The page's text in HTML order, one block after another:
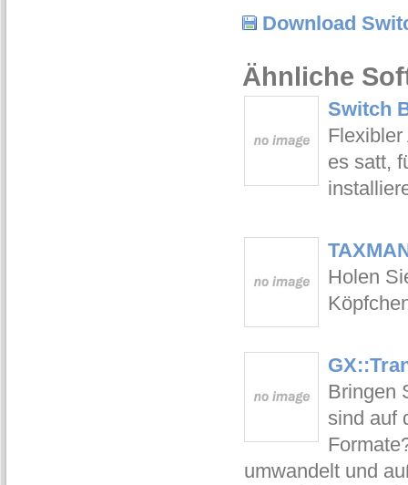
Download
Ähnliche
Switch
es satt,
Holen
Bringen
sind auf
umwandelt und